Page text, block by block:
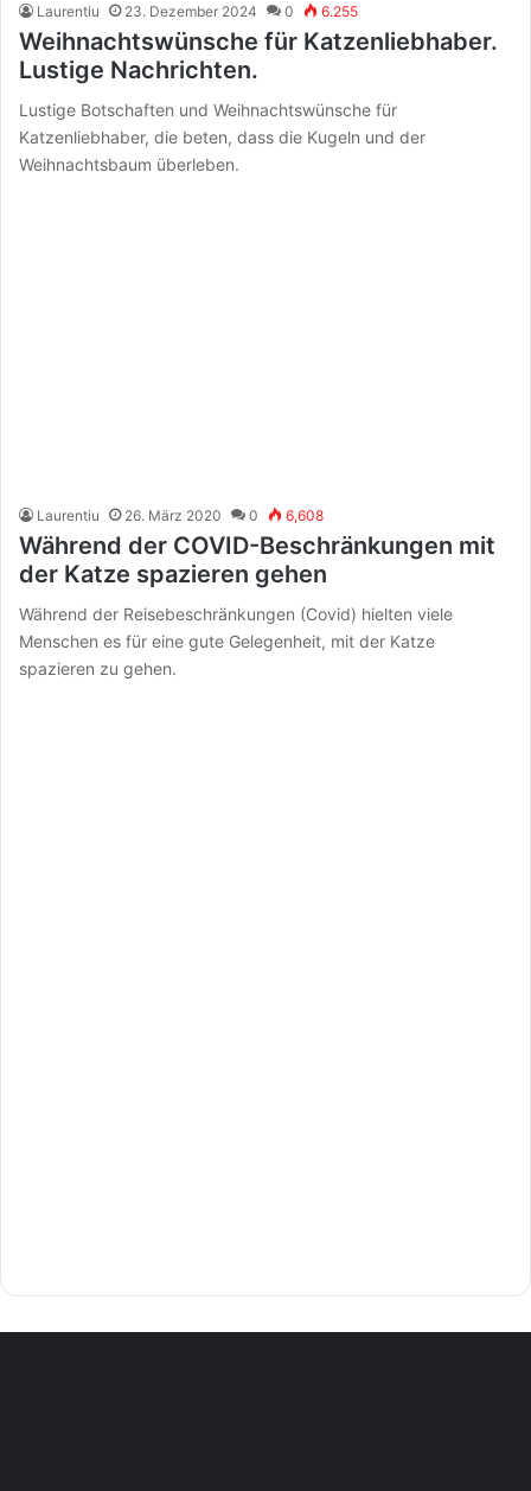
Laurentiu 23. Dezember 2024 0 6.255
Weihnachtswünsche für Katzenliebhaber.
Lustige Nachrichten.
Lustige Botschaften und Weihnachtswünsche für
Katzenliebhaber, die beten, dass die Kugeln und der
Weihnachtsbaum überleben.
Laurentiu 26. März 2020 0 6,608
Während der COVID-Beschränkungen mit
der Katze spazieren gehen
Während der Reisebeschränkungen (Covid) hielten viele
Menschen es für eine gute Gelegenheit, mit der Katze
spazieren zu gehen.